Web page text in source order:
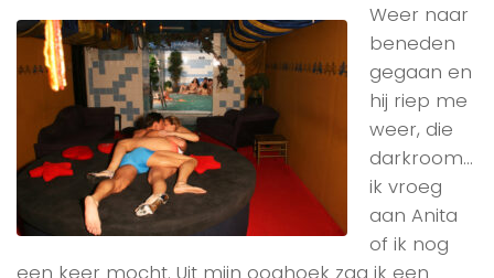
Weer naar
beneden
gegaan en
hij riep me
weer, die
darkroom…
ik vroeg
aan Anita
of ik nog
een keer mocht. Uit mijn ooghoek zag ik een